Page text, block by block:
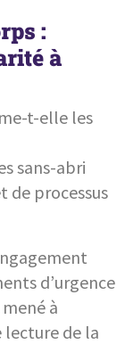
:
à
t-elle les
sans-abri
de processus
d’urgence
à
lecture de la